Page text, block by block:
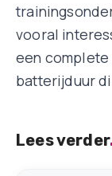
vooral
een
batterijduur
Lees verder